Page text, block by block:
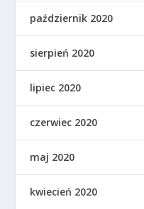
październik 2020
sierpień 2020
lipiec 2020
czerwiec 2020
maj 2020
kwiecień 2020